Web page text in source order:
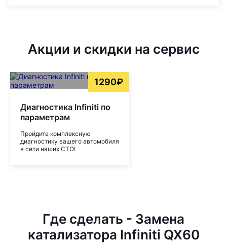
Акции и скидки на сервис
1290₽
Диагностика Infiniti по
параметрам
Пройдите комплексную
диагностику вашего автомобиля
в сети наших СТО!
Где сделать - Замена
катализатора Infiniti QX60